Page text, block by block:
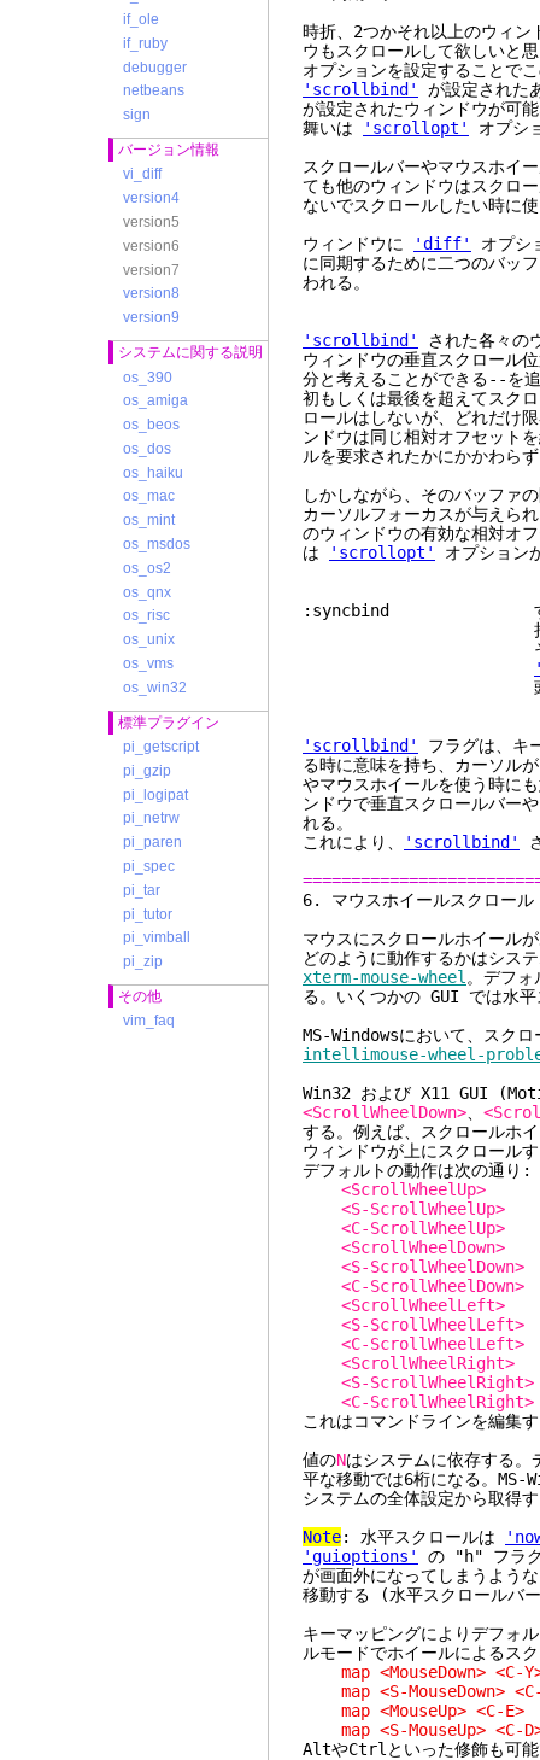
if_ole
if_ruby
debugger
netbeans
sign
バージョン情報
vi_diff
version4
version5
version6
version7
version8
version9
システムに関する説明
os_390
os_amiga
os_beos
os_dos
os_haiku
os_mac
os_mint
os_msdos
os_os2
os_qnx
os_risc
os_unix
os_vms
os_win32
標準プラグイン
pi_getscript
pi_gzip
pi_logipat
pi_netrw
pi_paren
pi_spec
pi_tar
pi_tutor
pi_vimball
pi_zip
その他
vim_faq
時折、2つかそれ以上のウィン
ウもスクロールして欲しいと
オプションを設定することで
'scrollbind'
が設定された
が設定されたウィンドウが可
舞いは
'scrollopt'
オプシ
スクロールバーやマウスホイ
ても他のウィンドウはスクロ
ないでスクロールしたい時に
ウィンドウに
'diff'
オプシ
に同期するために二つのバッ
われる。
'scrollbind'
された各々の
ウィンドウの垂直スクロール
分と考えることができる--を
初もしくは最後を超えてスク
ロールはしないが、どれだけ
ンドウは同じ相対オフセット
ルを要求されたかにかかわら
しかしながら、そのバッファ
カーソルフォーカスが与えら
のウィンドウの有効な相対オ
は
'scrollopt' オプション
:syncbind す
持つように強
そのバッファの先
頭に持って
'scrollbind'
フラグは、キ
る時に意味を持ち、カーソル
やマウスホイールを使う時に
ンドウで垂直スクロールバー
れる。
これにより、
'scrollbind'
6. マウスホ
マウスにスクロールホイール
どのように動作するかはシス
xterm-mouse-wheel 。デフ
る。いくつかの GUI では水
MS-Windowsにおいて、スク
intellimouse-wheel-
Win32 および X11 GUI
<ScrollWheelDown>
する。例えば、スクロールホ
ウィンドウが上にスクロール
デフォルトの動作は次の通り:
<ScrollWheelUp>
<S-ScrollWheelUp>
<C-ScrollWheelUp>
<ScrollWheelDown>
<S-ScrollWheelDown>
<C-ScrollWheelDown>
<ScrollWheelLeft>
<S-ScrollWheelLeft>
<C-ScrollWheelLeft>
<ScrollWheelRight>
<S-ScrollWheelRight>
<C-ScrollWheelRight>
これはコマンドラインを編集
値のNはシステムに依存する。
平な移動では6桁になる。MS-
システムの全体設定から取得
Note: 水平スクロールは
'guioptions'
の "h" フラグ
が画面外になってしまうよう
移動する (水平スクロールバ
キーマッピングによりデフォ
ルモードでホイールによるス
map <MouseDown> <C-
map <S-MouseDown>
map <MouseUp> <C-E>
map <S-MouseUp> <C-
AltやCtrlといった修飾も可能